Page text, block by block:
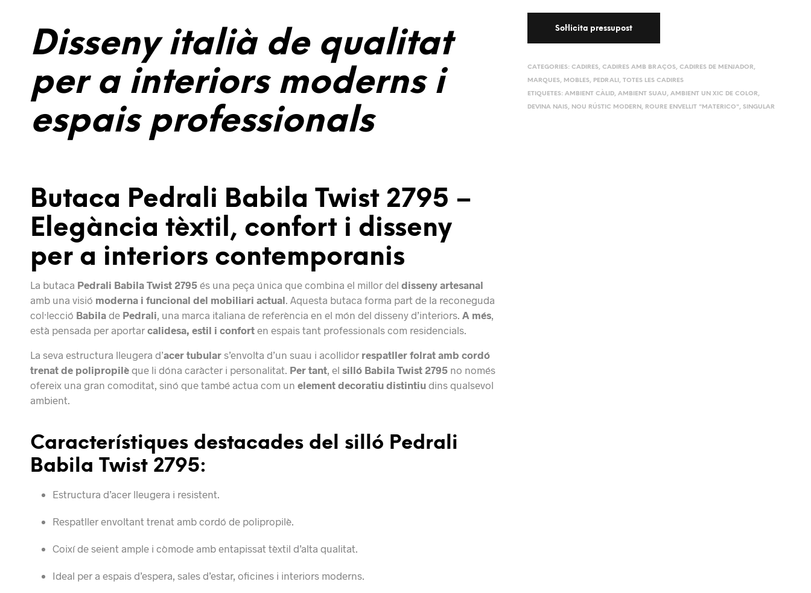
CATEGORIES: CADIRES, CADIRES AMB BRAÇOS, CADIRES DE MENJADOR,
MARQUES, MOBLES, PEDRALI , TOTES LES CADIRES
ETIQUETES: AMBIENT CÀLID, AMBIENT SUAU, AMBIENT UN XIC DE COLOR,
DEVINA NAIS, NOU RÚSTIC MODERN , ROURE ENVELLIT "MATERICO", SINGULAR
Disseny italià de qualitat
per a interiors moderns i
espais professionals
Butaca Pedrali Babila Twist 2795 –
Elegància tèxtil, confort i disseny
per a interiors contemporanis
La butaca Pedrali Babila Twist 2795 és una peça única que combina el millor del disseny artesanal
amb una visió moderna i funcional del mobiliari actual . Aquesta butaca forma part de la reconeguda
col·lecció Babila de Pedrali , una marca italiana de referència en el món del disseny d’interiors. A més
està pensada per aportar calidesa, estil i confort en espais tant professionals com residencials.
La seva estructura lleugera d’acer tubular s’envolta d’un suau i acollidor respatller folrat amb cordó
trenat de polipropilè que li dóna caràcter i personalitat. Per tant , el silló Babila Twist 2795 no només
ofereix una gran comoditat, sinó que també actua com un element decoratiu distintiu dins qualsevol
ambient.
Característiques destacades del silló Pedrali
Babila Twist 2795:
Estructura d’acer lleugera i resistent.
Respatller envoltant trenat amb cordó de polipropilè.
Coixí de seient ample i còmode amb entapissat tèxtil d’alta qualitat.
Ideal per a espais d’espera, sales d’estar, oficines i interiors moderns.